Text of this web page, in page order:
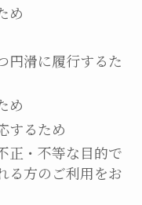
め
円滑に履行するた
め
するため
正・不等な目的で
る方のご利用をお